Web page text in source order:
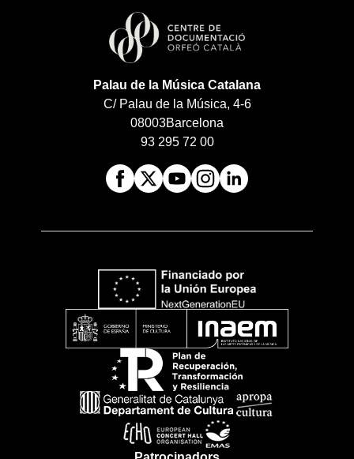
Palau de la Música Catalana
C/ Palau de la Música, 4-6
08003Barcelona
93 295 72 00